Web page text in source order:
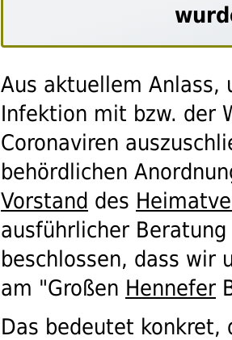
Aus aktuellem Anlass,
Infektion mit bzw. der
Coronaviren
behördlichen
Vorstand des
ausführlicher
beschlossen, dass wir
am "Großen Hennefer
Das bedeutet konkret,